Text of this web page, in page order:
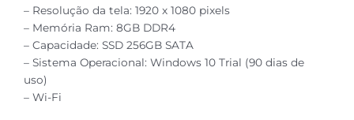
– Resolução da tela: 1920 x 1080 pixels
– Memória Ram: 8GB DDR4
– Capacidade: SSD 256GB SATA
– Sistema Operacional: Windows 10 Trial (90 dias de
uso)
– Wi-Fi